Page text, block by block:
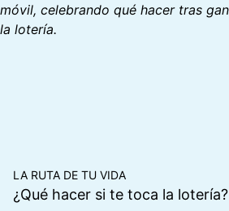
LA RUTA DE TU VIDA
¿Qué hacer si te toca la lotería?